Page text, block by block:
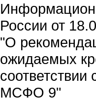
России от
"О
ожидаемых
МСФО 9"